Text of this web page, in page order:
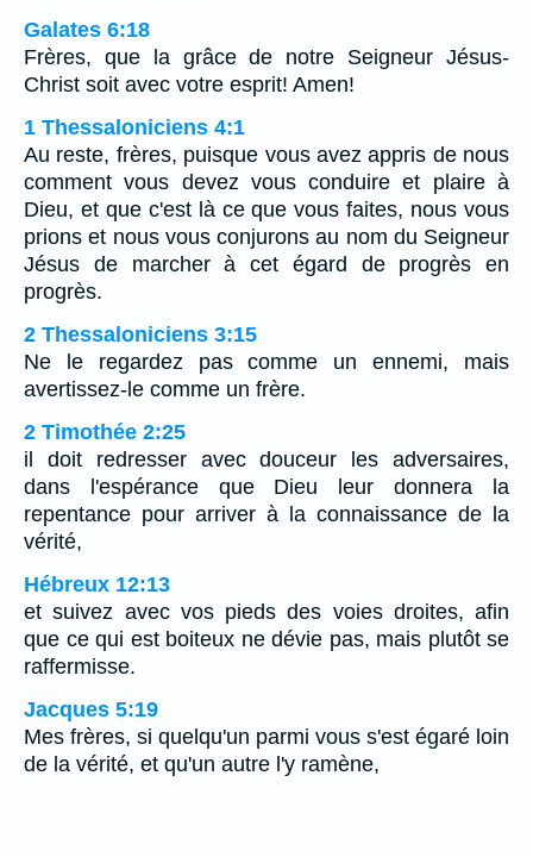
Galates 6:18
Frères, que la grâce de notre Seigneur Jésus-
Christ soit avec votre esprit! Amen!
1 Thessaloniciens 4:1
Au reste, frères, puisque vous avez appris de nous
comment vous devez vous conduire et plaire à
Dieu, et que c'est là ce que vous faites, nous vous
prions et nous vous conjurons au nom du Seigneur
Jésus de marcher à cet égard de progrès en
progrès.
2 Thessaloniciens 3:15
Ne le regardez pas comme un ennemi, mais
avertissez-le comme un frère.
2 Timothée 2:25
il doit redresser avec douceur les adversaires,
dans l'espérance que Dieu leur donnera la
repentance pour arriver à la connaissance de la
vérité,
Hébreux 12:13
et suivez avec vos pieds des voies droites, afin
que ce qui est boiteux ne dévie pas, mais plutôt se
raffermisse.
Jacques 5:19
Mes frères, si quelqu'un parmi vous s'est égaré loin
de la vérité, et qu'un autre l'y ramène,